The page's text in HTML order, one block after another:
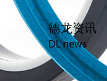
德龙资讯
DL news